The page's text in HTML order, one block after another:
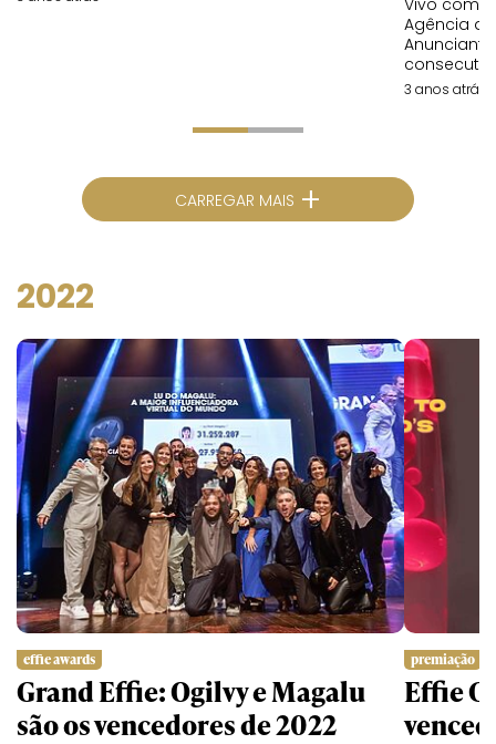
Agência
3 anos atrás
CARREGAR MAIS +
2022
effie awards
Grand Effie: Ogilvy e Magalu
são os vencedores de 2022
premiação
Effie